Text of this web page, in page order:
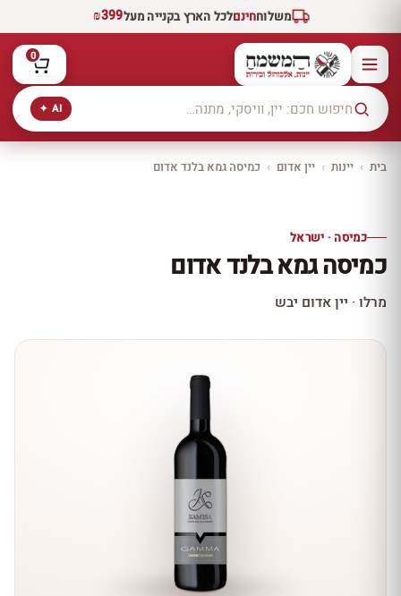
משלוחחינםלכל הארץ בקנייה מעל₪399
AI ✦
0
בית › יינות › יין אדום › כמיסה גמא בלנד אדום
10% הנחה
עכשיו ב-10% הנחה
כמיסה · ישראל
כמיסה גמא בלנד אדום
מרלו · יין אדום יבש